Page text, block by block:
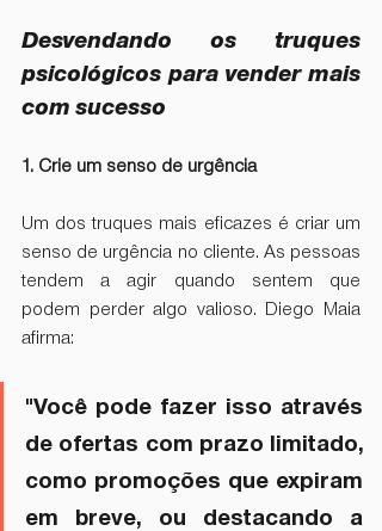
Desvendando os truques
psicológicos para vender mais
com sucesso
1. Crie um senso de urgência
Um dos truques mais eficazes é criar um
senso de urgência no cliente. As pessoas
tendem a agir quando sentem que
podem perder algo valioso. Diego Maia
afirma:
"Você pode fazer isso através
de ofertas com prazo limitado,
como promoções que expiram
em breve, ou destacando a